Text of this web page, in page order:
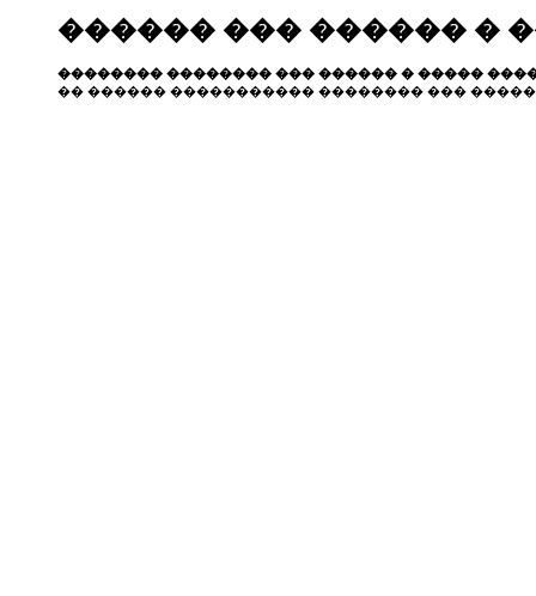
������ ��� ������ �
�������� �������� ��� ������ � �����
�� ������ ����������� �������� ���